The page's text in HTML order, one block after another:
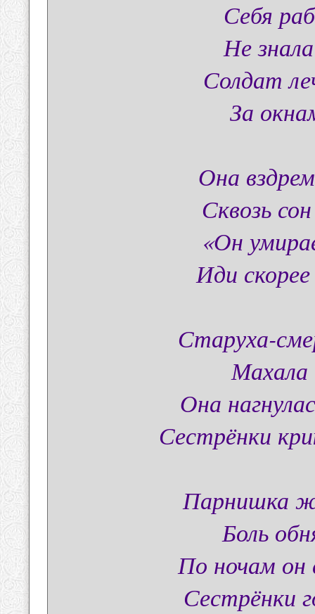
Себя
Не
Солдат
За
Она
Сквозь
«Он
Иди
Старуха-
Махала
Она
Сестрёнки
Парнишка
Боль
По ночам
Сестрёнки